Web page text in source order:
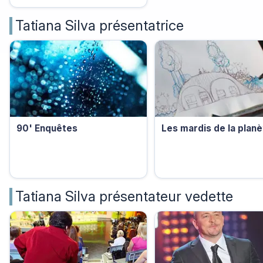
Tatiana Silva présentatrice
90' Enquêtes Les mardis de la
Tatiana Silva présentateur vedette